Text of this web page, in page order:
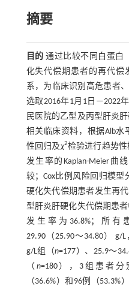
摘要
目的 通过比较不同白蛋白
化失代偿期患者的再代偿
系，为临床识别高危患者
选取2016年1月1日—2022
民医院的乙型及丙型肝炎
相关临床资料，根据Alb水
性回归及χ2检验进行趋势
发生率的Kaplan-Meier曲
较；Cox比例风险回归模
硬化失代偿期患者发生再
型肝炎肝硬化失代偿期患
发生率为36.8%；所
29.90（25.90～34.80） g/
g/L组（n=177）、25.9～
（ n=180），3组患者分
（36.6%）和96例（